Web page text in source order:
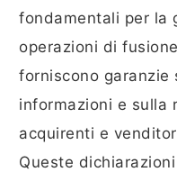
fondamentali per la
operazioni di
forniscono garanzie
informazioni e sulla
acquirenti e
Queste